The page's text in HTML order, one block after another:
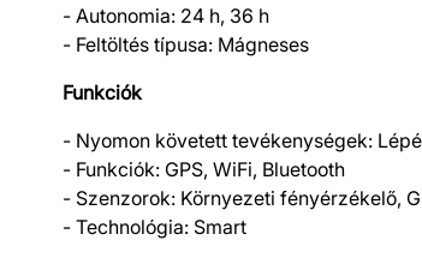
- Autonomia: 24 h, 36 h
- Feltöltés típusa: Mágneses
Funkciók
- Nyomon követett tevékenységek:
- Funkciók: GPS, WiFi, Bluetooth
- Szenzorok: Környezeti fényérzékelő,
- Technológia: Smart